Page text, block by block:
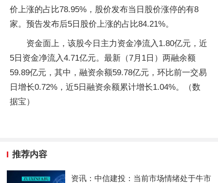
价上涨的占比78.95%，股价发布当日股价涨停的有8
家。预告发布后5日股价上涨的占比84.21%。
资金面上，该股今日主力资金净流入1.80亿元，近
5日资金净流入4.71亿元。最新（7月1日）两融余额
59.89亿元，其中，融资余额59.78亿元，环比前一交易
日增长0.72%，近5日融资余额累计增长1.04%。（数
据宝）
推荐内容
资讯：中信建投：当前市场情绪处于牛市